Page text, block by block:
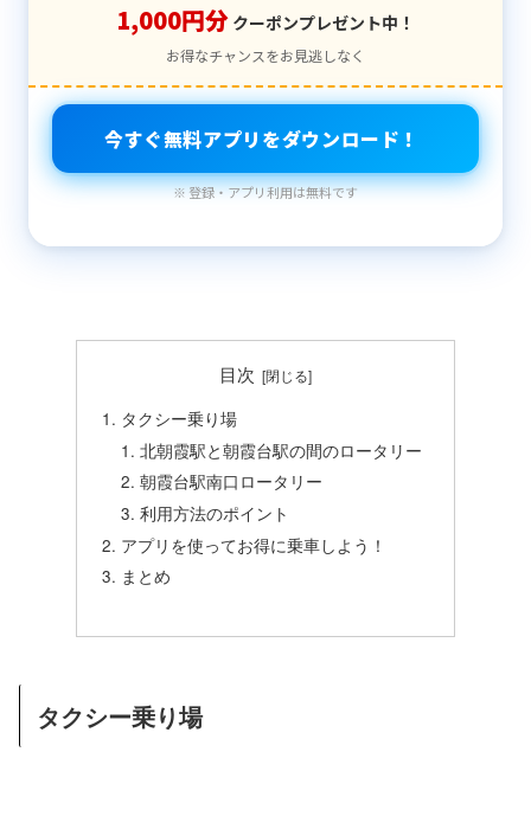
1,000円分 クーポンプレゼント中！
お得なチャンスをお見逃しなく
今すぐ無料アプリをダウンロード！
※ 登録・アプリ利用は無料です
目次
タクシー乗り場
北朝霞駅と朝霞台駅の間のロータリー
朝霞台駅南口ロータリー
利用方法のポイント
アプリを使ってお得に乗車しよう！
まとめ
タクシー乗り場